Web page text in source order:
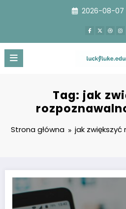
2026-08-07
Tag: jak
Strona główna jak